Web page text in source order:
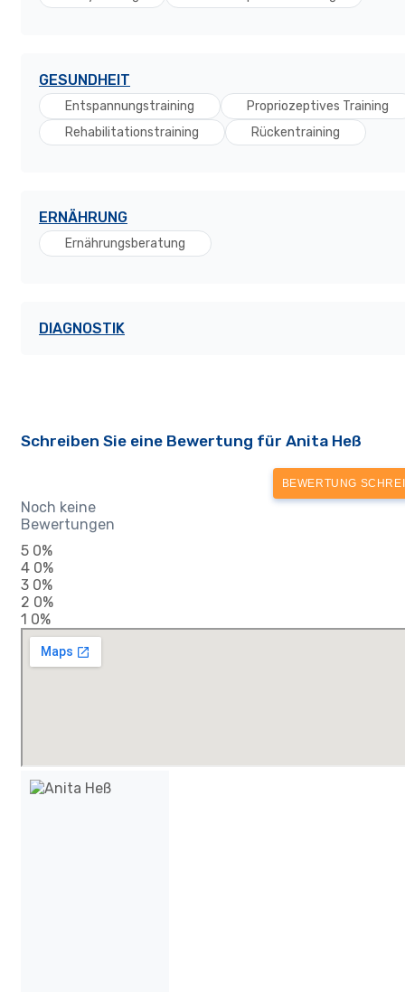
GESUNDHEIT
Entspannungstraining
Propriozeptives Training
Rehabilitationstraining
Rückentraining
ERNÄHRUNG
Ernährungsberatung
DIAGNOSTIK
Schreiben Sie eine Bewertung für Anita Heß
BEWERTUNG
Noch keine
Bewertungen
5 0%
4 0%
3 0%
2 0%
1 0%